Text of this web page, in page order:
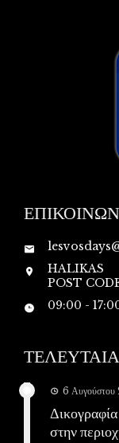
HALIKAS
POST
09:00 -
6
στην